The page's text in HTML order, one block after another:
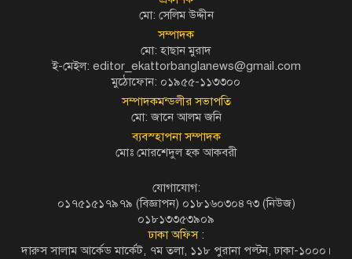
মো: সেলিম উদ্দীন
সম্পাদক
মো: হাছান মুরাদ
ই-মেইল: editor_ekattorbanglanews@gmail.com
মুঠোফোন: ০১৯৫৫-১১৩৩০০
সম্পাদকমন্ডলীর সভাপতি
মো: জানে আলম জনি
ব্যবস্হাপনা সম্পাদক
মোঃ মোরশেদুল হক আকবরী
যোগাযোগ:
০১৭৫১৫১৭৯৭৯ (বিজ্ঞাপন) ০১৮১৬০৩০৪৭৩ (নিউজ)
০১৮১৩৩৫৩৯০৯
ঢাকা অফিস :
দারুস সালাম আর্কেড মার্কেট, ৭ম তলা, ১১৮ পুরানা পল্টন, ঢাকা-১০০০।